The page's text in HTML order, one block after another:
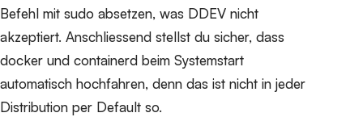
Befehl mit sudo absetzen, was DDEV nicht
akzeptiert. Anschliessend stellst du sicher, dass
docker und containerd beim Systemstart
automatisch hochfahren, denn das ist nicht in jeder
Distribution per Default so.